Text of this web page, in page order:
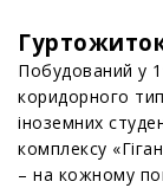
Побудований у
коридорного
іноземних
комплексу
– на кожному